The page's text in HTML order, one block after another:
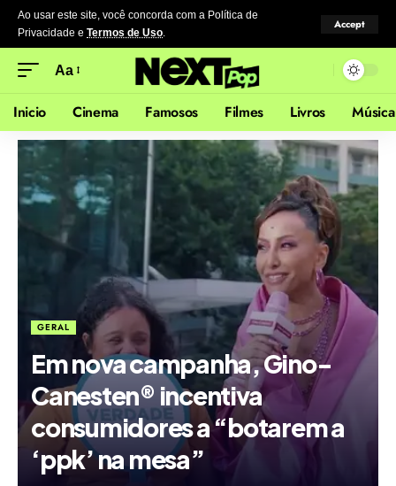
Ao usar este site, você concorda com a Política de
Privacidade e Termos de Uso.
Accept
Aa
Inicio Cinema Famosos Filmes Livros Música
GERAL
Em nova campanha, Gino-
Canesten® incentiva
consumidores a “botarem a
‘ppk’ na mesa”